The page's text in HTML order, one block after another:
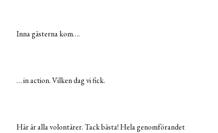
Inna gästerna kom….
… in action. Vilken dag vi fick.
Här är alla volontärer. Tack bästa! Hela genomförandet